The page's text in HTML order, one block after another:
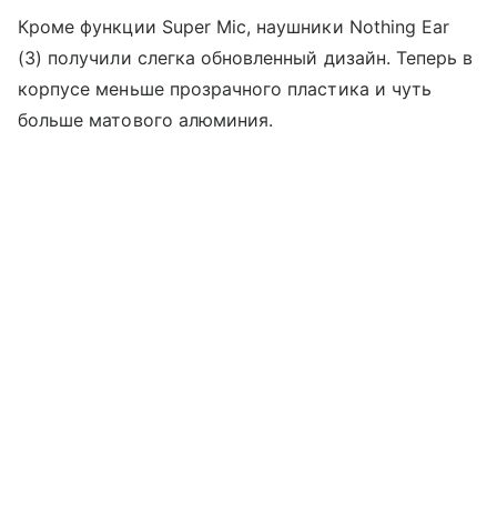
Кроме функции Super Mic, наушники Nothing Ear
(3) получили слегка обновленный дизайн. Теперь в
корпусе меньше прозрачного пластика и чуть
больше матового алюминия.